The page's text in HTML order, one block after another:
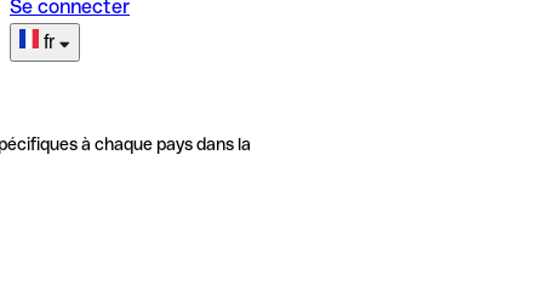
Se connecter
fr
à chaque pays dans la